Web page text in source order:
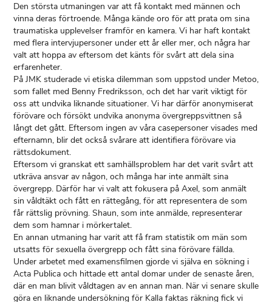
Den största utmaningen var att få kontakt med männen och
vinna deras förtroende. Många kände oro för att prata om sina
traumatiska upplevelser framför en kamera. Vi har haft kontakt
med flera intervjupersoner under ett år eller mer, och några har
valt att hoppa av eftersom det känts för svårt att dela sina
erfarenheter.
På JMK studerade vi etiska dilemman som uppstod under Metoo,
som fallet med Benny Fredriksson, och det har varit viktigt för
oss att undvika liknande situationer. Vi har därför anonymiserat
förövare och försökt undvika anonyma övergreppsvittnen så
långt det gått. Eftersom ingen av våra casepersoner visades med
efternamn, blir det också svårare att identifiera förövare via
rättsdokument.
Eftersom vi granskat ett samhällsproblem har det varit svårt att
utkräva ansvar av någon, och många har inte anmält sina
övergrepp. Därför har vi valt att fokusera på Axel, som anmält
sin våldtäkt och fått en rättegång, för att representera de som
får rättslig prövning. Shaun, som inte anmälde, representerar
dem som hamnar i mörkertalet.
En annan utmaning har varit att få fram statistik om män som
utsatts för sexuella övergrepp och fått sina förövare fällda.
Under arbetet med examensfilmen gjorde vi själva en sökning i
Acta Publica och hittade ett antal domar under de senaste åren,
där en man blivit våldtagen av en annan man. När vi senare skulle
göra en liknande undersökning för Kalla faktas räkning fick vi